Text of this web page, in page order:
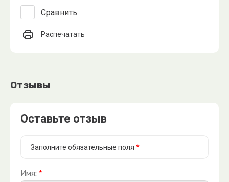
Сравнить
Распечатать
Отзывы
Оставьте отзыв
Заполните обязательные поля *
Имя: *